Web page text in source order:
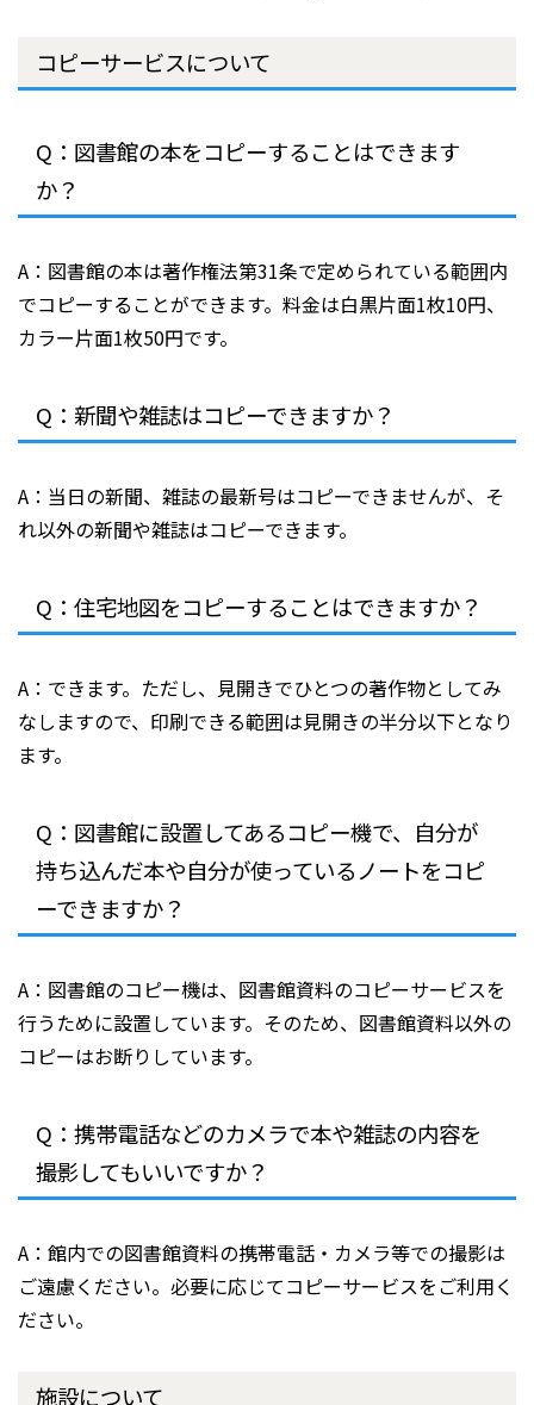
コピーサービスについて
Q：図書館の本をコピーすることはできます
か？
A：図書館の本は著作権法第31条で定められている範囲内
でコピーすることができます。料金は白黒片面1枚10円、
カラー片面1枚50円です。
Q：新聞や雑誌はコピーできますか？
A：当日の新聞、雑誌の最新号はコピーできませんが、そ
れ以外の新聞や雑誌はコピーできます。
Q：住宅地図をコピーすることはできますか？
A：できます。ただし、見開きでひとつの著作物としてみ
なしますので、印刷できる範囲は見開きの半分以下となり
ます。
Q：図書館に設置してあるコピー機で、自分が
持ち込んだ本や自分が使っているノートをコピ
ーできますか？
A：図書館のコピー機は、図書館資料のコピーサービスを
行うために設置しています。そのため、図書館資料以外の
コピーはお断りしています。
Q：携帯電話などのカメラで本や雑誌の内容を
撮影してもいいですか？
A：館内での図書館資料の携帯電話・カメラ等での撮影は
ご遠慮ください。必要に応じてコピーサービスをご利用く
ださい。
施設について